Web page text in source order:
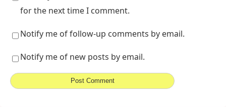
for the next time I comment.
Notify me of follow-up comments by email.
Notify me of new posts by email.